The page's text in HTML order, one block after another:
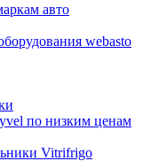
авто
webasto
по низким ценам
Vitrifrigo